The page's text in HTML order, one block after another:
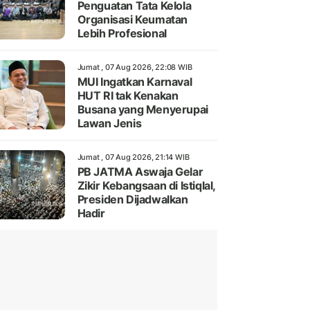
Penguatan Tata Kelola
Organisasi Keumatan
Lebih Profesional
Jumat , 07 Aug 2026, 22:08 WIB
MUI Ingatkan Karnaval
HUT RI tak Kenakan
Busana yang Menyerupai
Lawan Jenis
Jumat , 07 Aug 2026, 21:14 WIB
PB JATMA Aswaja Gelar
Zikir Kebangsaan di Istiqlal,
Presiden Dijadwalkan
Hadir